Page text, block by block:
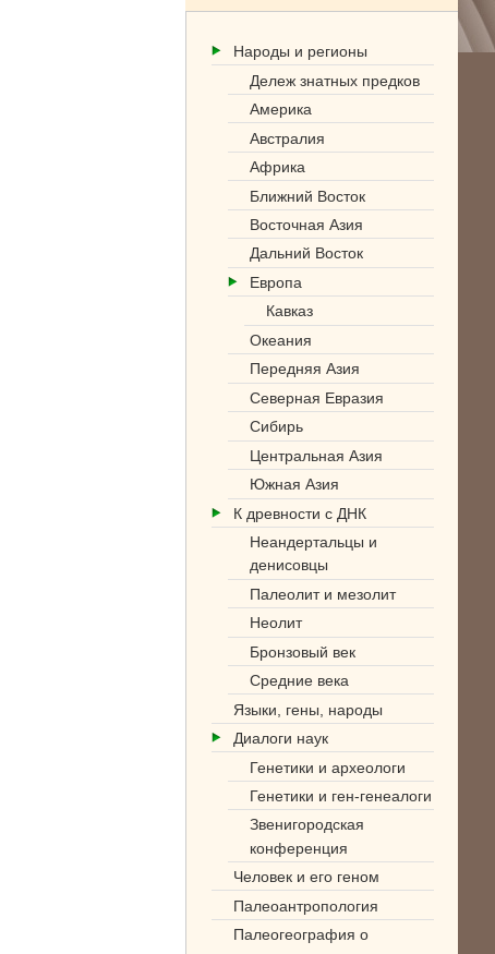
Народы и регионы
Дележ знатных предков
Америка
Австралия
Африка
Ближний Восток
Восточная Азия
Дальний Восток
Европа
Кавказ
Океания
Передняя Азия
Северная Евразия
Сибирь
Центральная Азия
Южная Азия
К древности с ДНК
Неандертальцы и
денисовцы
Палеолит и мезолит
Неолит
Бронзовый век
Средние века
Языки, гены, народы
Диалоги наук
Генетики и археологи
Генетики и ген-генеалоги
Звенигородская
конференция
Человек и его геном
Палеоантропология
Палеогеография о